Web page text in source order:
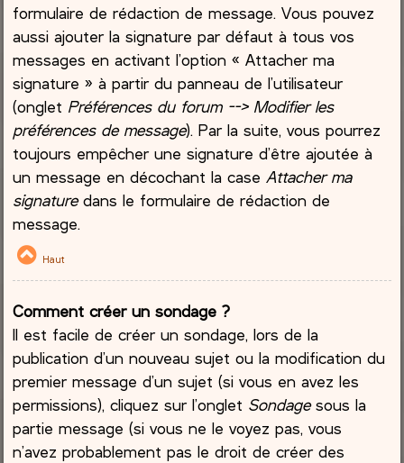
formulaire de rédaction de message. Vous pouvez
aussi ajouter la signature par défaut à tous vos
messages en activant l’option « Attacher ma
signature » à partir du panneau de l’utilisateur
(onglet Préférences du forum --> Modifier les
préférences de message). Par la suite, vous pourrez
toujours empêcher une signature d’être ajoutée à
un message en décochant la caseAttacher ma
signaturedans le formulaire de rédaction de
message.
Haut
Comment créer un sondage ?
Il est facile de créer un sondage, lors de la
publication d’un nouveau sujet ou la modification du
premier message d’un sujet (si vous en avez les
permissions), cliquez sur l’onglet Sondagesous la
partie message (si vous ne le voyez pas, vous
n’avez probablement pas le droit de créer des